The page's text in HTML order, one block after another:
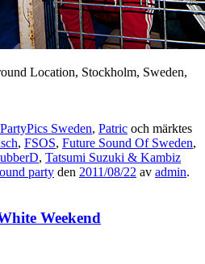
Location, Stockholm, Sweden,
PartyPics Sweden, Patric och märktes
, FSOS, Future Sound Of Sweden,
, Tatsumi Suzuki & Kambiz
party den 2011/08/22 av admin.
Weekend